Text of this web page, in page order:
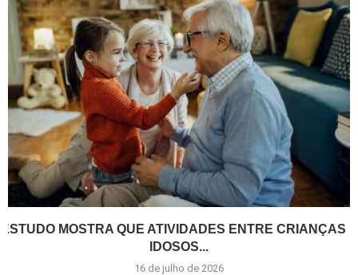
ESTUDO MOSTRA QUE ATIVIDADES ENTRE CRIANÇAS E
IDOSOS...
16 de julho de 2026